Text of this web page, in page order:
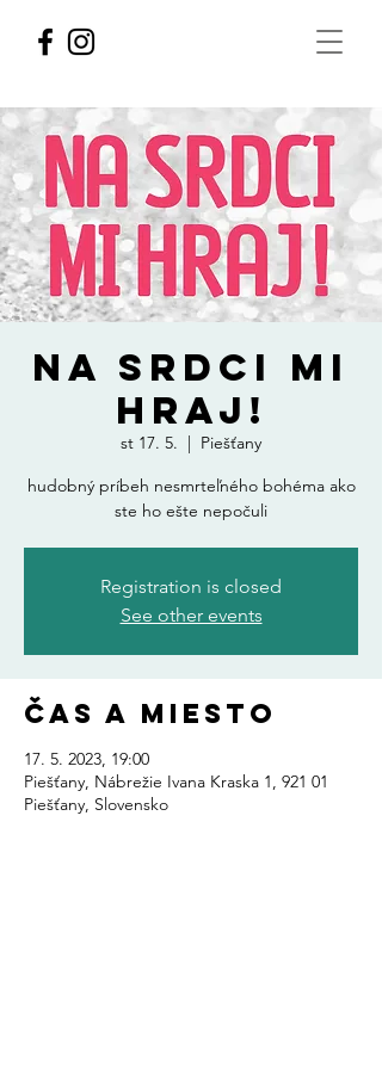
NA SRDCI MI
HRAJ!
st 17. 5.
  |
Piešťany
hudobný príbeh nesmrteľného bohéma ako
ste ho ešte nepočuli
Registration is closed
See other events
Čas a miesto
17. 5. 2023, 19:00
Piešťany, Nábrežie Ivana Kraska 1, 921 01
Piešťany, Slovensko